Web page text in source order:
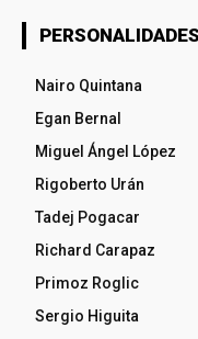
PERSONALIDADES
Nairo Quintana
Egan Bernal
Miguel Ángel López
Rigoberto Urán
Tadej Pogacar
Richard Carapaz
Primoz Roglic
Sergio Higuita